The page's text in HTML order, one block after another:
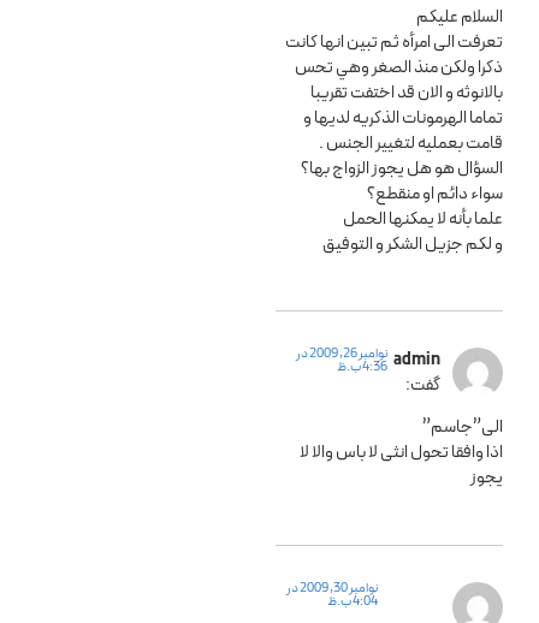
السلام عليكم
تعرفت الى امرأه ثم تبين انها كانت
ذكرا ولكن منذ الصغر وهي تحس
بالانوثه و الان قد اختفت تقريبا
تماما الهرمونات الذكريه لديها و
قامت بعمليه لتغيير الجنس .
السؤال هو هل يجوز الزواج بها؟
سواء دائم او منقطع؟
علما بأنه لا يمكنها الحمل
و لكم جزيل الشكر و التوفيق
admin
گفت:
نوامبر 26, 2009 در
4:36 ب.ظ
الی”جاسم”
اذا وافقا تحول انثی لا باس والا لا
یجوز
نوامبر 30, 2009 در
4:04 ب.ظ